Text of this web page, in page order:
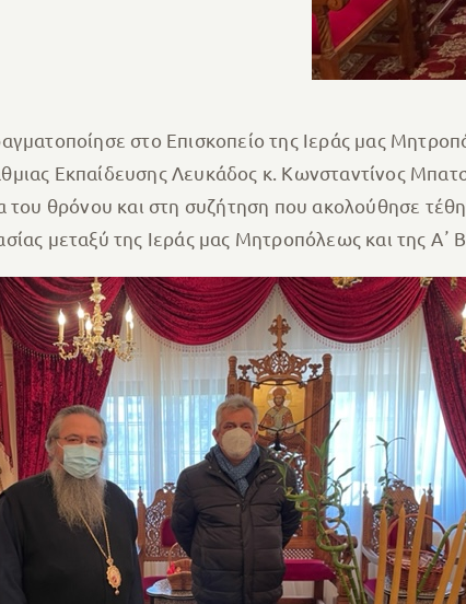
στο Επισκοπείο της Ιεράς μας
Εκπαίδευσης Λευκάδος κ. Κωνσταντίνος
θρόνου και στη συζήτηση που ακολούθησε
μεταξύ της Ιεράς μας Μητροπόλεως και της Α᾽